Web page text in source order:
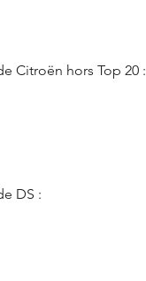
Citroën hors Top 20 :
DS :